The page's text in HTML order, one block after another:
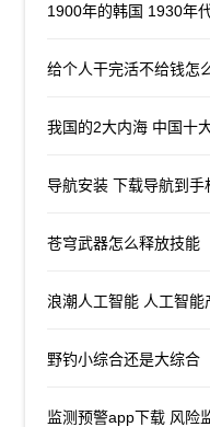
1900年的韩国 1930年
给个人干完活不给钱怎
我国的2大内海 中国十
导航安装 下载导航到
苍穹武器怎么释放技能
浪潮人工智能 人工智能
野钓小综合还是大综合
监测预警app下载 风险